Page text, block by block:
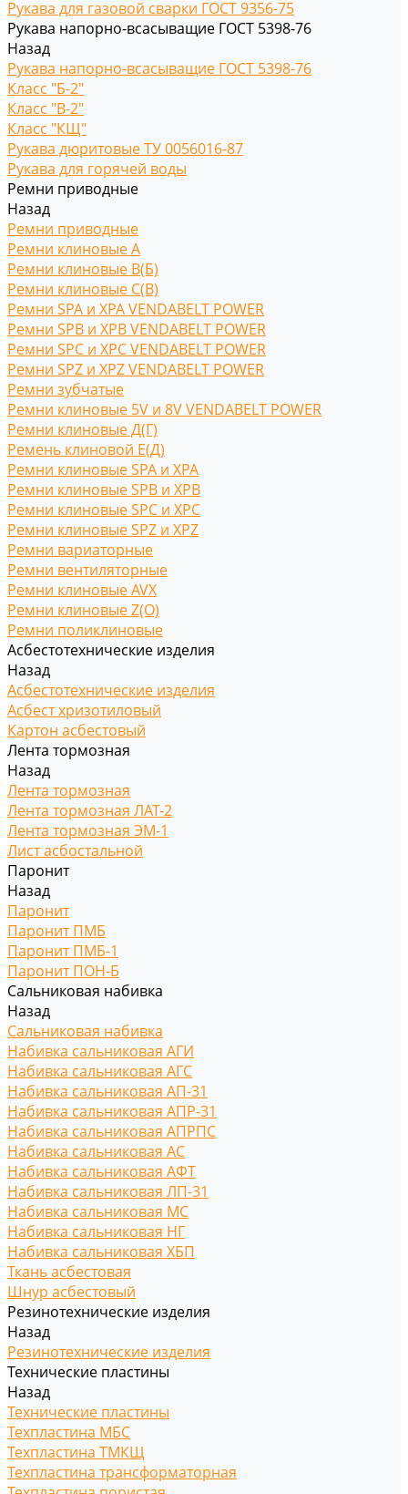
Рукава для газовой сварки ГОСТ 9356-75
Рукава напорно-всасыващие ГОСТ 5398-76
Назад
Рукава напорно-всасыващие ГОСТ 5398-76
Класс "Б-2"
Класс "В-2"
Класс "КЩ"
Рукава дюритовые ТУ 0056016-87
Рукава для горячей воды
Ремни приводные
Назад
Ремни приводные
Ремни клиновые A
Ремни клиновые В(Б)
Ремни клиновые С(B)
Ремни SPA и XPA VENDABELT POWER
Ремни SPB и XPB VENDABELT POWER
Ремни SPC и XPC VENDABELT POWER
Ремни SPZ и XPZ VENDABELT POWER
Ремни зубчатые
Ремни клиновые 5V и 8V VENDABELT POWER
Ремни клиновые Д(Г)
Ремень клиновой Е(Д)
Ремни клиновые SPA и XPA
Ремни клиновые SPB и XPB
Ремни клиновые SPC и XPC
Ремни клиновые SPZ и XPZ
Ремни вариаторные
Ремни вентиляторные
Ремни клиновые AVX
Ремни клиновые Z(O)
Ремни поликлиновые
Асбестотехнические изделия
Назад
Асбестотехнические изделия
Асбест хризотиловый
Картон асбестовый
Лента тормозная
Назад
Лента тормозная
Лента тормозная ЛАТ-2
Лента тормозная ЭМ-1
Лист асбостальной
Паронит
Назад
Паронит
Паронит ПМБ
Паронит ПМБ-1
Паронит ПОН-Б
Сальниковая набивка
Назад
Сальниковая набивка
Набивка сальниковая АГИ
Набивка сальниковая АГС
Набивка сальниковая АП-31
Набивка сальниковая АПР-31
Набивка сальниковая АПРПС
Набивка сальниковая АС
Набивка сальниковая АФТ
Набивка сальниковая ЛП-31
Набивка сальниковая МС
Набивка сальниковая НГ
Набивка сальниковая ХБП
Ткань асбестовая
Шнур асбестовый
Резинотехнические изделия
Назад
Резинотехнические изделия
Технические пластины
Назад
Технические пластины
Техпластина МБС
Техпластина ТМКЩ
Техпластина трансформаторная